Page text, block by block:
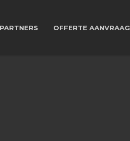
PARTNERS OFFERTE AANVRAAG